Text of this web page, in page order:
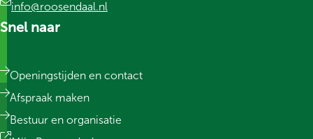
info@roosendaal.nl
Snel naar
Openingstijden en contact
Afspraak maken
Bestuur en organisatie